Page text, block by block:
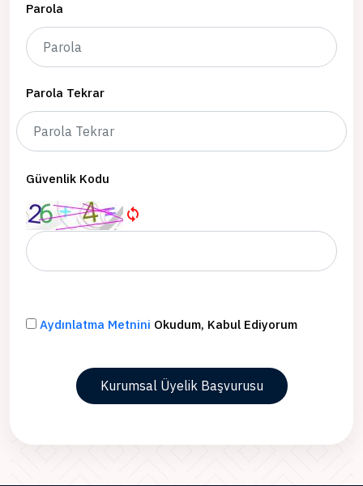
Parola
Parola Tekrar
Güvenlik Kodu
Aydınlatma Metnini Okudum, Kabul Ediyorum
Kurumsal Üyelik Başvurusu